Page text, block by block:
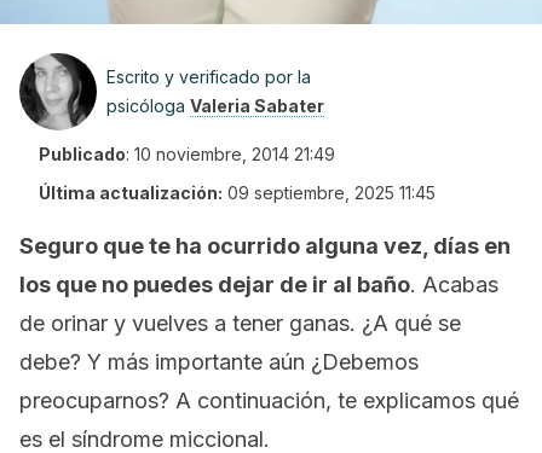
Escrito y verificado por la
psicóloga Valeria Sabater
Publicado: 10 noviembre, 2014 21:49
Última actualización: 09 septiembre, 2025 11:45
Seguro que te ha ocurrido alguna vez, días en
los que no puedes dejar de ir al baño. Acabas
de orinar y vuelves a tener ganas. ¿A qué se
debe? Y más importante aún ¿Debemos
preocuparnos? A continuación, te explicamos qué
es el síndrome miccional.